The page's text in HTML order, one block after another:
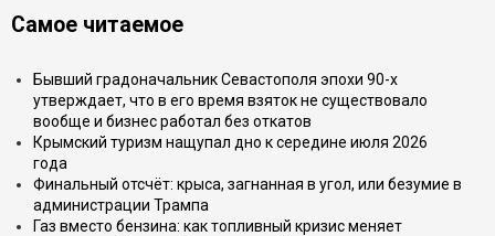
Самое читаемое
Бывший градоначальник Севастополя эпохи 90-х
утверждает, что в его время взяток не существовало
вообще и бизнес работал без откатов
Крымский туризм нащупал дно к середине июля 2026
года
Финальный отсчёт: крыса, загнанная в угол, или безумие в
администрации Трампа
Газ вместо бензина: как топливный кризис меняет